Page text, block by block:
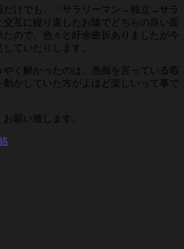
だけでも、「サラリーマン→独立→サラ
互に繰り返したお陰でどちらの良い面
たので、色々と紆余曲折ありましたが今
ていたりします。
やく解かったのは、愚痴を言っている暇
動かしていた方がよほど楽しいって事で
願い致します。